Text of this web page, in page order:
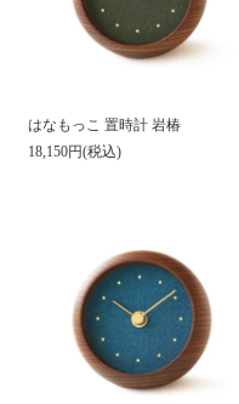
はなもっこ 置時計 岩椿
18,150円(税込)